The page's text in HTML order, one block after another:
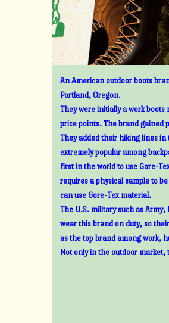
An American outdoor boots
Portland, Oregon.
They were initially a work
price points. The brand gained
They added their hiking lines
extremely popular among
first in the world to use Gore-
requires a physical sample to
can use Gore-Tex material.
The U.S. military such as Army,
wear this brand on duty, so
as the top brand among work,
Not only in the outdoor market,